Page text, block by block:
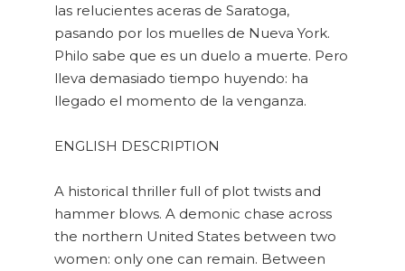
las relucientes aceras de Saratoga,
pasando por los muelles de Nueva York.
Philo sabe que es un duelo a muerte. Pero
lleva demasiado tiempo huyendo: ha
llegado el momento de la venganza.
ENGLISH DESCRIPTION
A historical thriller full of plot twists and
hammer blows. A demonic chase across
the northern United States between two
women: only one can remain. Between